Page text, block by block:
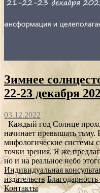
Зимнее
22-23 декабря
03.12.2022
Каждый год Солнце
начинает превышать тьму.
мифологические системы
точки зрения. Я же
но и на реальное небо
Индивидуальная
издательств
Контакты